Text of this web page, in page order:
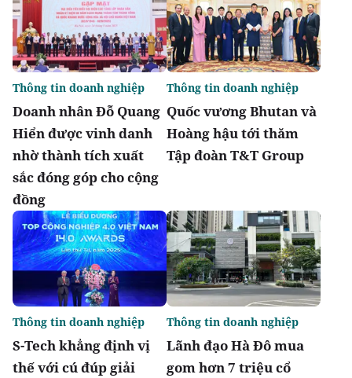
Doanh nhân Đỗ Quang
Hiển được vinh danh
nhờ thành tích xuất
sắc đóng góp cho cộng
đồng
Thông tin doanh nghiệp
Quốc vương Bhutan và
Hoàng hậu tới thăm
Tập đoàn T&T Group
Thông tin doanh nghiệp
S-Tech khẳng định vị
thế với cú đúp giải
Thông tin doanh nghiệp
Lãnh đạo Hà Đô mua
gom hơn 7 triệu cổ
Thông tin doanh nghiệp